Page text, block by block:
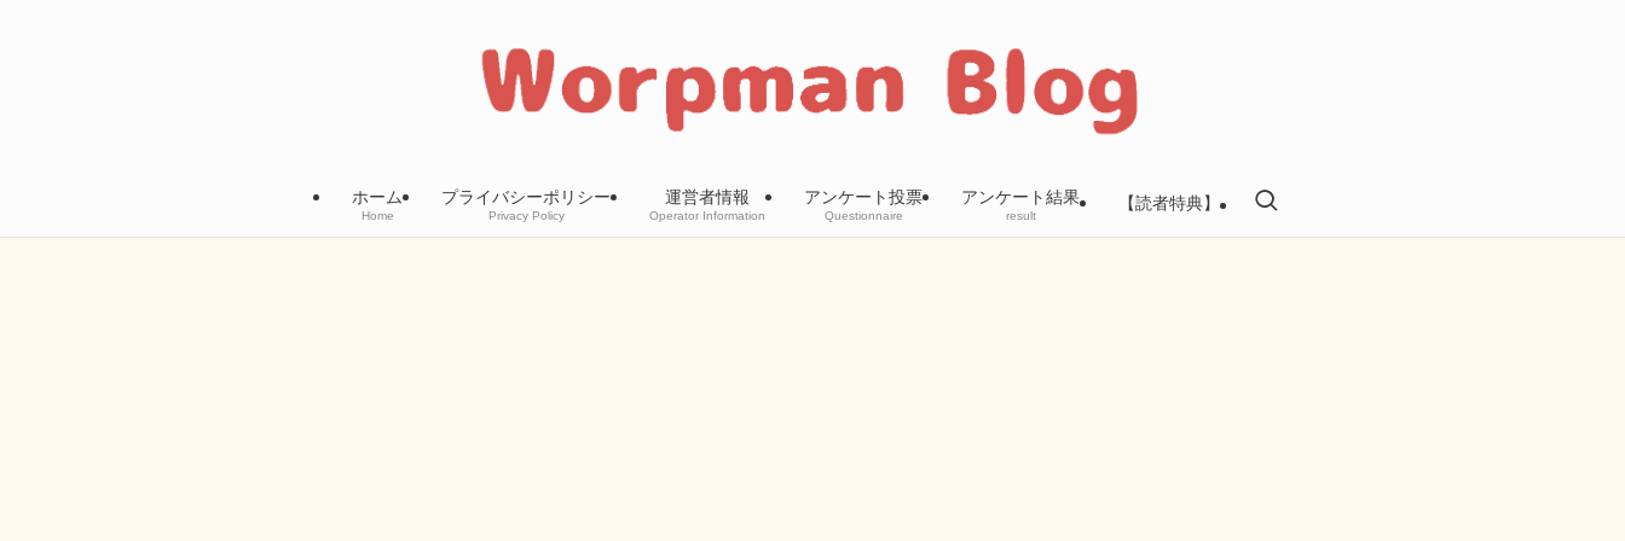
ホーム
Home
プライバシーポリシー
Privacy Policy
運営者情報
Operator Information
アンケート投票
Questionnaire
アンケート結果
result
【読者特典】